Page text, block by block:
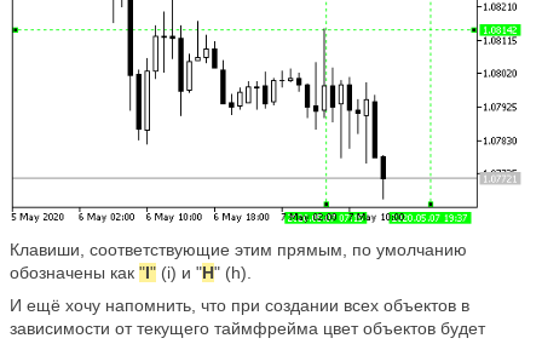
Клавиши, соответствующие этим прямым, по умолчанию
обозначены как "I" (i) и "H" (h).
И ещё хочу напомнить, что при создании всех объектов в
зависимости от текущего таймфрейма цвет объектов будет